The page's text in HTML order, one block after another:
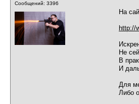
Сообщений: 3396
На
http://
Не
В
И
Для
Либо